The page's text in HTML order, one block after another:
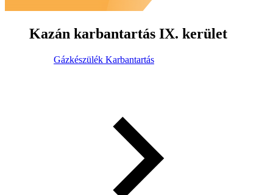
Kazán karbantartás IX. kerület
Gázkészülék Karbantartás